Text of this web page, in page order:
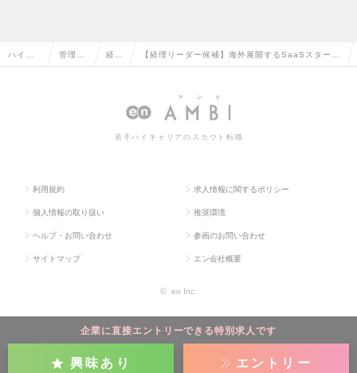
企業に直接エントリーできる特別求人です
興味あり エントリー
ハイク 管理部 経理 【経理リーダー候補】海外展開するSaaSスタート
できる！の求人情報
若手ハイキャリアのスカウト転職
利用規約 求人情報に関するポリシー
個人情報の取り扱い 推奨環境
ヘルプ・お問い合わせ 参画のお問い合わせ
サイトマップ エン会社概要
© en Inc.